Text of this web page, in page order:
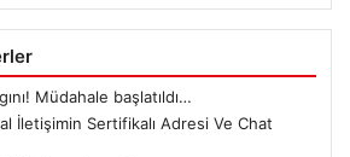
Müdahale başlatıldı…
İletişimin Sertifikalı Adresi Ve Chat